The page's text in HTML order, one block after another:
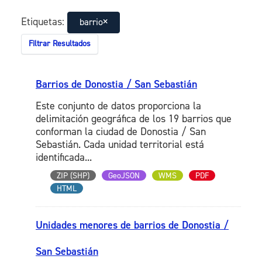
Etiquetas: barrio
Filtrar Resultados
Barrios de Donostia / San Sebastián
Este conjunto de datos proporciona la
delimitación geográfica de los 19 barrios que
conforman la ciudad de Donostia / San
Sebastián. Cada unidad territorial está
identificada...
ZIP (SHP) GeoJSON WMS
PDF
HTML
Unidades menores de barrios de Donostia /
San Sebastián